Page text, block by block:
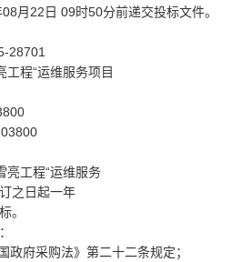
08月22日 09时50分前递交投标文件。
28701
工程“运维服务项目
亮工程“运维服务
之日起一年
。
政府采购法》第二十二条规定；